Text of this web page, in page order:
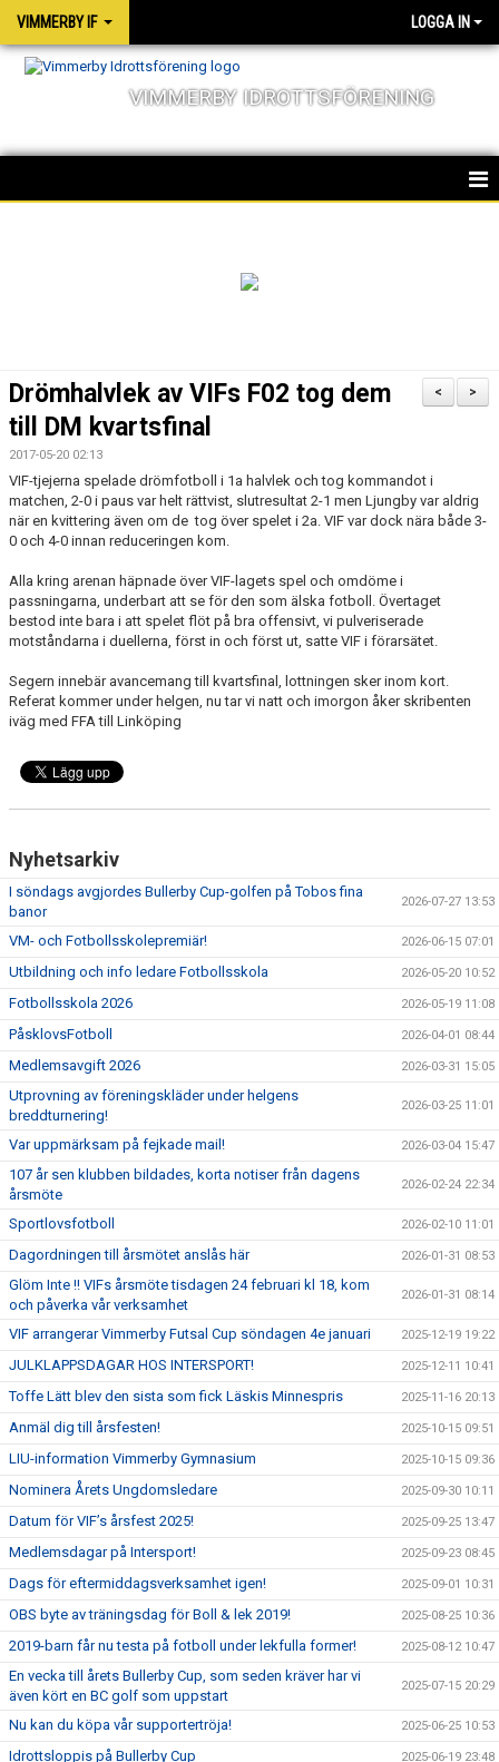
VIMMERBY IF LOGGA IN
VIMMERBY IDROTTSFÖRENING
OM FÖRENINGEN
BARN & UNGDOMSVERKSAMHET
KONTAKT / BOKNING
>
<
Drömhalvlek av VIFs F02 tog dem
till DM kvartsfinal
2017-05-20 02:13
VIF-tjejerna spelade drömfotboll i 1a halvlek och tog kommandot i
matchen, 2-0 i paus var helt rättvist, slutresultat 2-1 men Ljungby var aldrig
när en kvittering även om de tog över spelet i 2a. VIF var dock nära både 3-
0 och 4-0 innan reduceringen kom.
Alla kring arenan häpnade över VIF-lagets spel och omdöme i
passningarna, underbart att se för den som älska fotboll. Övertaget
bestod inte bara i att spelet flöt på bra offensivt, vi pulveriserade
motståndarna i duellerna, först in och först ut, satte VIF i förarsätet.
Segern innebär avancemang till kvartsfinal, lottningen sker inom kort.
Referat kommer under helgen, nu tar vi natt och imorgon åker skribenten
iväg med FFA till Linköping
Nyhetsarkiv
I söndags avgjordes Bullerby Cup-golfen på Tobos fina
banor
2026-07-27 13:53
VM- och Fotbollsskolepremiär! 2026-06-15 07:01
Utbildning och info ledare Fotbollsskola 2026-05-20 10:52
Fotbollsskola 2026 2026-05-19 11:08
PåsklovsFotboll 2026-04-01 08:44
Medlemsavgift 2026 2026-03-31 15:05
Utprovning av föreningskläder under helgens
breddturnering!
2026-03-25 11:01
Var uppmärksam på fejkade mail! 2026-03-04 15:47
107 år sen klubben bildades, korta notiser från dagens
årsmöte
2026-02-24 22:34
Sportlovsfotboll 2026-02-10 11:01
Dagordningen till årsmötet anslås här 2026-01-31 08:53
Glöm Inte !! VIFs årsmöte tisdagen 24 februari kl 18, kom
och påverka vår verksamhet
2026-01-31 08:14
VIF arrangerar Vimmerby Futsal Cup söndagen 4e januari 2025-12-19 19:22
JULKLAPPSDAGAR HOS INTERSPORT! 2025-12-11 10:41
Toffe Lätt blev den sista som fick Läskis Minnespris 2025-11-16 20:13
Anmäl dig till årsfesten! 2025-10-15 09:51
LIU-information Vimmerby Gymnasium 2025-10-15 09:36
Nominera Årets Ungdomsledare 2025-09-30 10:11
Datum för VIF’s årsfest 2025! 2025-09-25 13:47
Medlemsdagar på Intersport! 2025-09-23 08:45
Dags för eftermiddagsverksamhet igen! 2025-09-01 10:31
OBS byte av träningsdag för Boll & lek 2019! 2025-08-25 10:36
2019-barn får nu testa på fotboll under lekfulla former! 2025-08-12 10:47
En vecka till årets Bullerby Cup, som seden kräver har vi
även kört en BC golf som uppstart
2025-07-15 20:29
Nu kan du köpa vår supportertröja! 2025-06-25 10:53
Idrottsloppis på Bullerby Cup 2025-06-19 23:48